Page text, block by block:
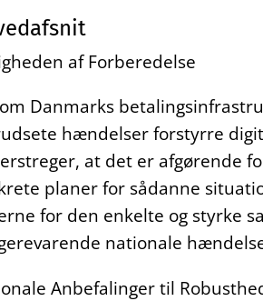
af Forberedelse
Danmarks
hændelser forstyrre
at det er afgørende
planer for sådanne
for den enkelte og styrke
nationale
Anbefalinger til